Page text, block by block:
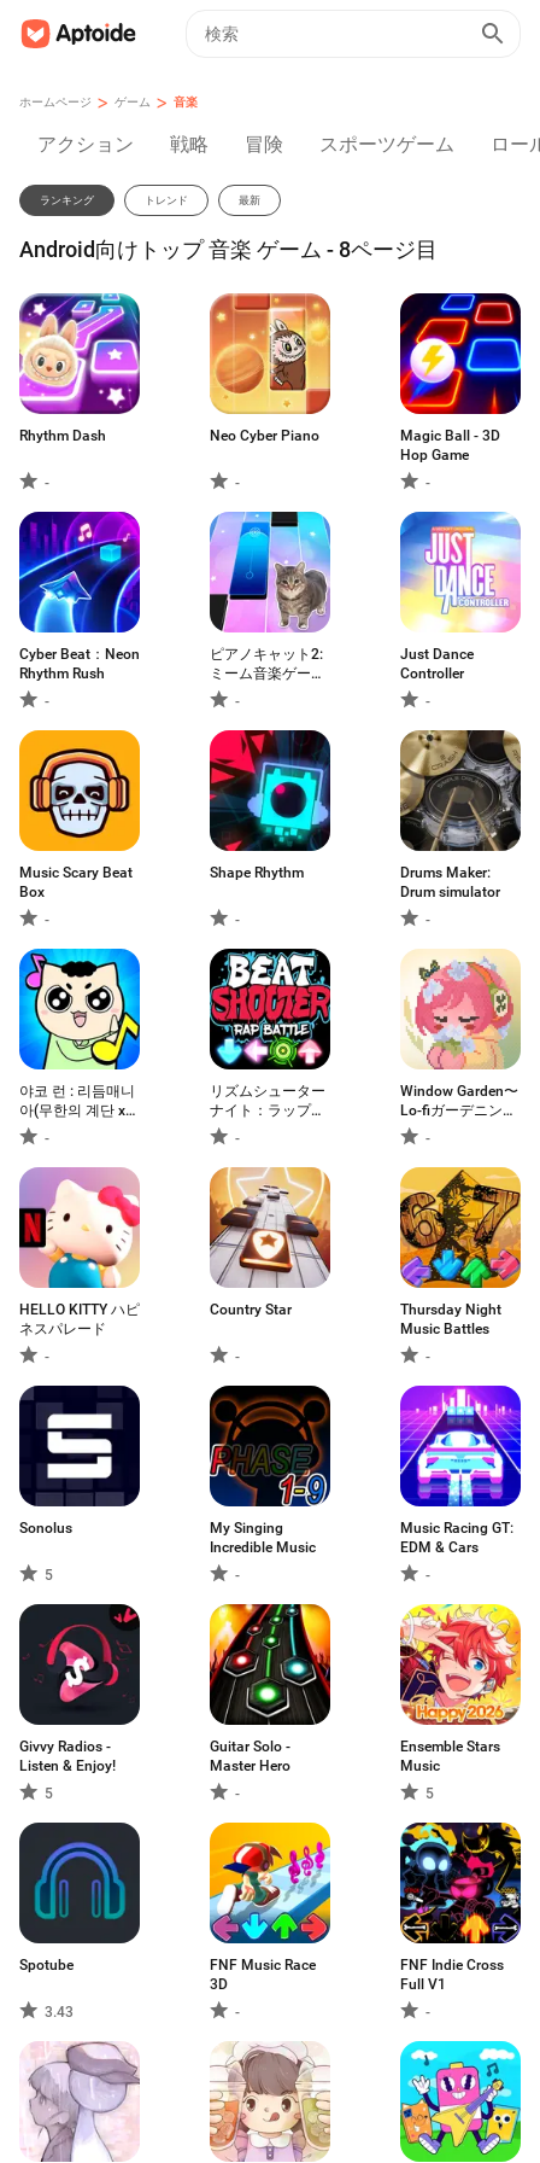
ホームページ > ゲーム > 音楽
アクション 戦略 冒険 スポーツゲーム ロー
ランキング トレンド 最新
Android向けトップ 音楽 ゲーム - 8ページ目
Rhythm Dash
-
Neo Cyber Piano
-
Magic Ball - 3D
Hop Game
-
Cyber Beat：Neon
Rhythm Rush
-
ピアノキャット2:
ミーム音楽ゲーム
& ピアノタイル
-
Just Dance
Controller
-
Music Scary Beat
Box
-
Shape Rhythm
-
Drums Maker:
Drum simulator
-
야코 런 : 리듬매니
아(무한의 계단 x
고양이 스낵바)
-
リズムシューター
ナイト：ラップバ
トル -
Window Garden〜
Lo-fiガーデニング
シミュ
-
HELLO KITTY ハピ
ネスパレード
-
Country Star
-
Thursday Night
Music Battles
-
Sonolus
5
My Singing
Incredible Music
-
Music Racing GT:
EDM & Cars
-
Givvy Radios -
Listen & Enjoy!
5
Guitar Solo -
Master Hero
-
Ensemble Stars
Music
5
Spotube
3.43
FNF Music Race
3D
-
FNF Indie Cross
Full V1
-